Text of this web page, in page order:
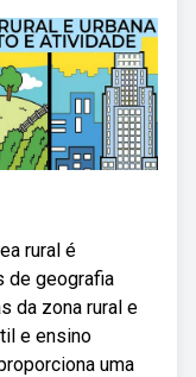
rural é
de geografia
da zona rural e
e ensino
uma